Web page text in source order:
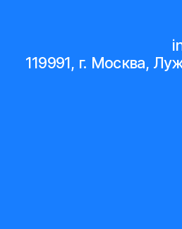
119991, г. Москва,